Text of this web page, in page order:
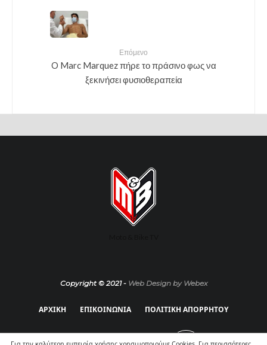
Επόμενο
O Marc Marquez πήρε το πράσινο φως να
ξεκινήσει φυσιοθεραπεία
Copyright © 2021 - Web Design by Webex
ΑΡΧΙΚΗ ΕΠΙΚΟΙΝΩΝΙΑ ΠΟΛΙΤΙΚΗ ΑΠΟΡΡΗΤΟΥ